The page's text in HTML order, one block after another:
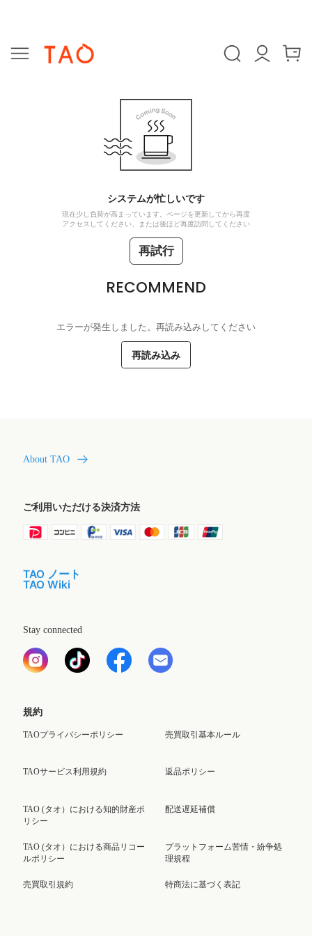
システムが忙しいです
現在少し負荷が高まっています。ページを更新してから再度
アクセスしてください、または後ほど再度訪問してください
再試行
RECOMMEND
エラーが発生しました。再読み込みしてください
再読み込み
About TAO
ご利用いただける決済方法
TAO ノート
TAO Wiki
Stay connected
規約
TAOプライバシーポリシー
TAOサービス利用規約
TAO (タオ）における知的財産ポ
リシー
TAO (タオ）における商品リコー
ルポリシー
売買取引規約
売買取引基本ルール
返品ポリシー
配送遅延補償
プラットフォーム苦情・紛争処
理規程
特商法に基づく表記